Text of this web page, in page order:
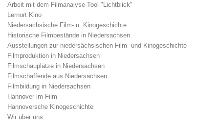
Arbeit mit dem Filmanalyse-Tool "Lichtblick"
Lernort Kino
Niedersächsische Film- u. Kinogeschichte
Historische Filmbestände in Niedersachsen
Ausstellungen zur niedersächsischen Film- und Kinogeschichte
Filmproduktion in Niedersachsen
Filmschauplätze in Niedersachsen
Filmschaffende aus Niedersachsen
Filmbildung in Niedersachsen
Hannover im Film
Hannoversche Kinogeschichte
Wir über uns